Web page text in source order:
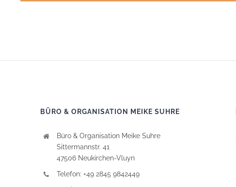
BÜRO & ORGANISATION MEIKE SUHRE
Büro & Organisation Meike Suhre
Sittermannstr. 41
47506 Neukirchen-Vluyn
Telefon: +49 2845 9842449